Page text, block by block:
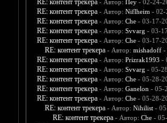
RE: контент трекера - Автор: Пеу- 02-24-
RE: контент трекера - Автор: Niflheim - 02-
RE: контент трекера - Автор: Che- 03-17-
RE: контент трекера - Автор: Svvarg - 03-
RE: контент трекера - Автор: Che- 03-17-
RE: контент трекера - Автор: mishadoff-
RE: контент трекера - Автор: Prizrak1993 -
RE: контент трекера - Автор: Svvarg - 05-
RE: контент трекера - Автор: Che- 05-28-
RE: контент трекера - Автор: Ganelon - 05-
RE: контент трекера - Автор: Che- 05-28-
RE: контент трекера - Автор: Nihilist-
RE: контент трекера - Автор: Che- 05-